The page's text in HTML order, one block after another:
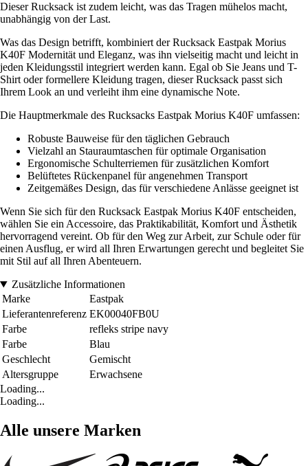
Dieser Rucksack ist zudem leicht, was das Tragen mühelos macht,
unabhängig von der Last.
Was das Design betrifft, kombiniert der Rucksack Eastpak Morius
K40F Modernität und Eleganz, was ihn vielseitig macht und leicht in
jeden Kleidungsstil integriert werden kann. Egal ob Sie Jeans und T-
Shirt oder formellere Kleidung tragen, dieser Rucksack passt sich
Ihrem Look an und verleiht ihm eine dynamische Note.
Die Hauptmerkmale des Rucksacks Eastpak Morius K40F umfassen:
Robuste Bauweise für den täglichen Gebrauch
Vielzahl an Stauraumtaschen für optimale Organisation
Ergonomische Schulterriemen für zusätzlichen Komfort
Belüftetes Rückenpanel für angenehmen Transport
Zeitgemäßes Design, das für verschiedene Anlässe geeignet ist
Wenn Sie sich für den Rucksack Eastpak Morius K40F entscheiden,
wählen Sie ein Accessoire, das Praktikabilität, Komfort und Ästhetik
hervorragend vereint. Ob für den Weg zur Arbeit, zur Schule oder für
einen Ausflug, er wird all Ihren Erwartungen gerecht und begleitet Sie
mit Stil auf all Ihren Abenteuern.
Zusätzliche Informationen
Marke
Eastpak
Lieferantenreferenz EK00040FB0U
Farbe
refleks stripe navy
Farbe
Blau
Geschlecht
Gemischt
Altersgruppe
Erwachsene
Loading...
Loading...
Alle unsere Marken